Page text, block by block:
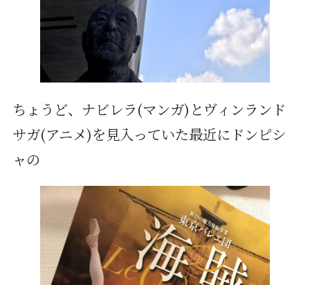
ちょうど、ナビレラ(マンガ)とヴィンランド
サガ(アニメ)を見入っていた最近にドンピシ
ャの